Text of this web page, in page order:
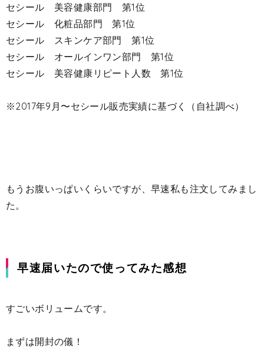
セシール 美容健康部門 第1位
セシール 化粧品部門 第1位
セシール スキンケア部門 第1位
セシール オールインワン部門 第1位
セシール 美容健康リピート人数 第1位
※2017年9月〜セシール販売実績に基づく（自社調べ）
もうお腹いっぱいくらいですが、早速私も注文してみまし
た。
早速届いたので使ってみた感想
すごいボリュームです。
まずは開封の儀！